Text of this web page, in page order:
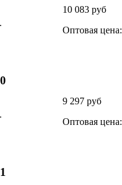
10 083 руб
Оптовая цена:
9 297 руб
Оптовая цена: